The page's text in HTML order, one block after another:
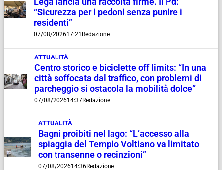
“Sicurezza per i pedoni senza punire i
residenti”
07/08/202617:21 Redazione
ATTUALITÀ
Centro storico e biciclette off limits: “In una
città soffocata dal traffico, con problemi di
parcheggio si ostacola la mobilità dolce”
07/08/202614:37Redazione
ATTUALITÀ
Bagni proibiti nel lago: “L’accesso alla
spiaggia del Tempio Voltiano va limitato
con transenne o recinzioni”
07/08/202614:36Redazione